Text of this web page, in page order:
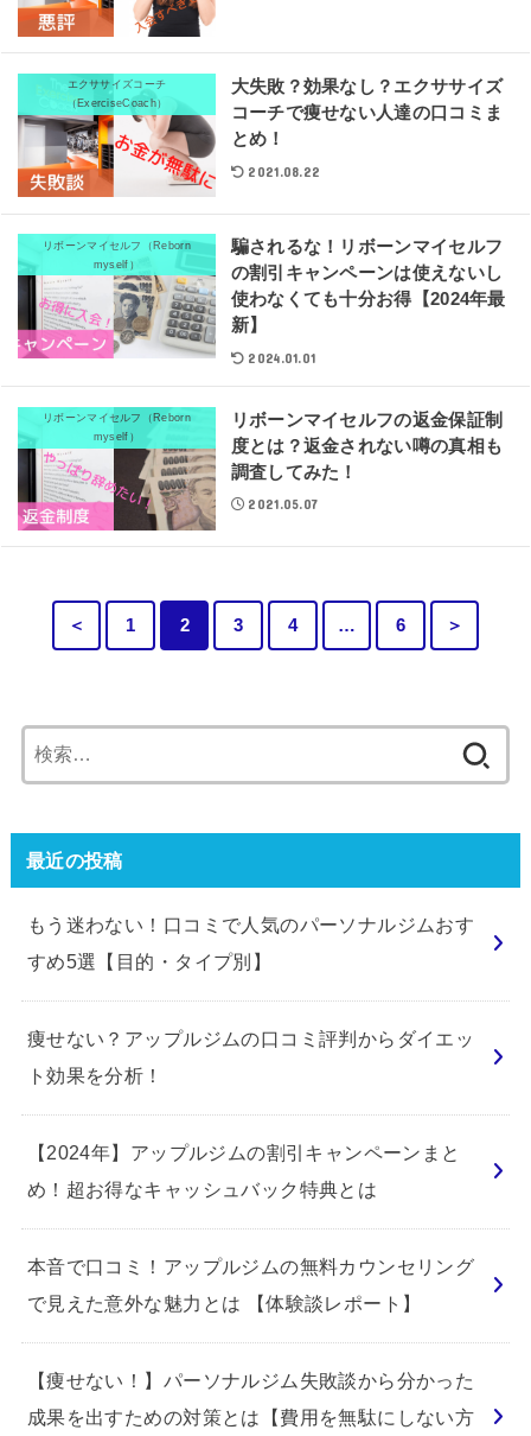
エクササイズコーチ
（ExerciseCoach）
大失敗？効果なし？エクササイズ
コーチで痩せない人達の口コミま
とめ！
2021.08.22
リボーンマイセルフ（Reborn
myself）
騙されるな！リボーンマイセルフ
の割引キャンペーンは使えないし
使わなくても十分お得【2024年最
新】
2024.01.01
リボーンマイセルフ（Reborn
myself）
リボーンマイセルフの返金保証制
度とは？返金されない噂の真相も
調査してみた！
2021.05.07
＜ 1 2 3 4 … 6 ＞
索:
最近の投稿
もう迷わない！口コミで人気のパーソナルジムおす
すめ5選【目的・タイプ別】
痩せない？アップルジムの口コミ評判からダイエッ
ト効果を分析！
【2024年】アップルジムの割引キャンペーンまと
め！超お得なキャッシュバック特典とは
本音で口コミ！アップルジムの無料カウンセリング
で見えた意外な魅力とは 【体験談レポート】
【痩せない！】パーソナルジム失敗談から分かった
成果を出すための対策とは【費用を無駄にしない方